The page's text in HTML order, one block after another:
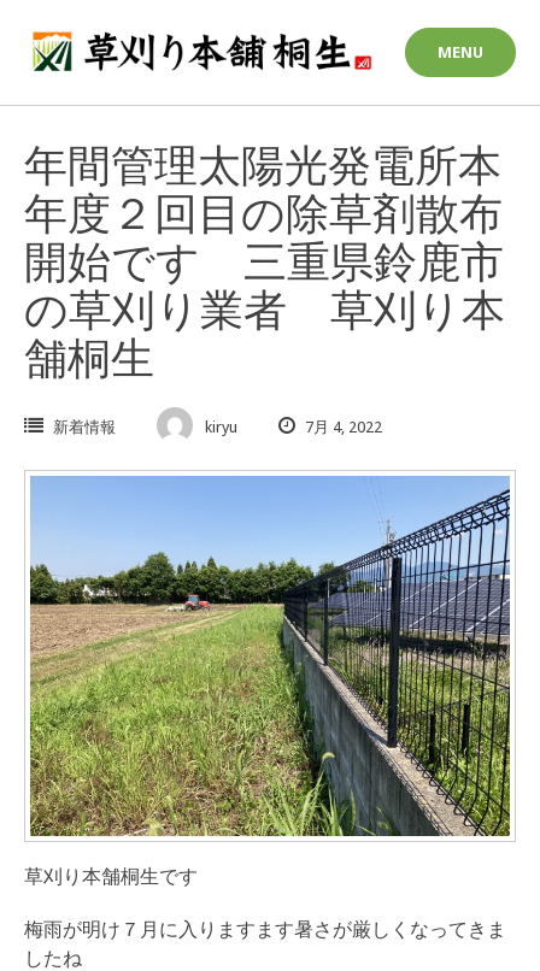
content
MENU
年間管理太陽光発電所本
年度２回目の除草剤散布
開始です 三重県鈴鹿市
の草刈り業者 草刈り本
舗桐生
新着情報 kiryu 7月 4, 2022
草刈り本舗桐生です
梅雨が明け７月に入りますます暑さが厳しくなってきま
したね